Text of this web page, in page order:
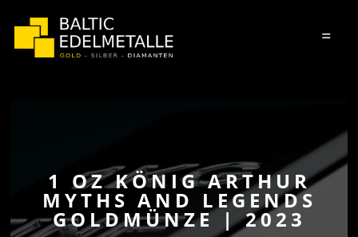
=
1 OZ KÖNIG ARTHUR
MYTHS AND LEGENDS
GOLDMÜNZE | 2023